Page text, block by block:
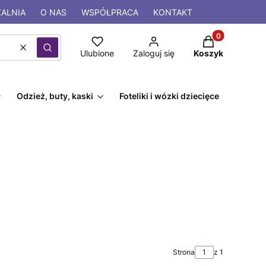
O NAS WSPÓŁPRACA KONTAKT
WyczyśćSzukaj Ulubione Zaloguj się
Produkty w
Koszyk
Odzież, buty, kaski Foteliki i wózki dziecięce
Strona z 1